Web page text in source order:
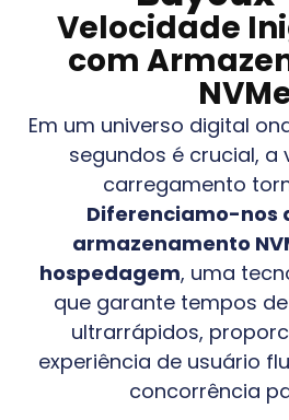
Velocidade
com
Em um universo digital
segundos é crucial, a
carregamento
Diferenciamo-nos
armazenamento
hospedagem, uma
que garante tempos
ultrarrápidos,
experiência de usuário
concorrência